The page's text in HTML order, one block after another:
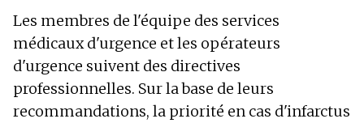
Les membres de l'équipe des services
médicaux d'urgence et les opérateurs
d'urgence suivent des directives
professionnelles. Sur la base de leurs
recommandations, la priorité en cas d'infarctus